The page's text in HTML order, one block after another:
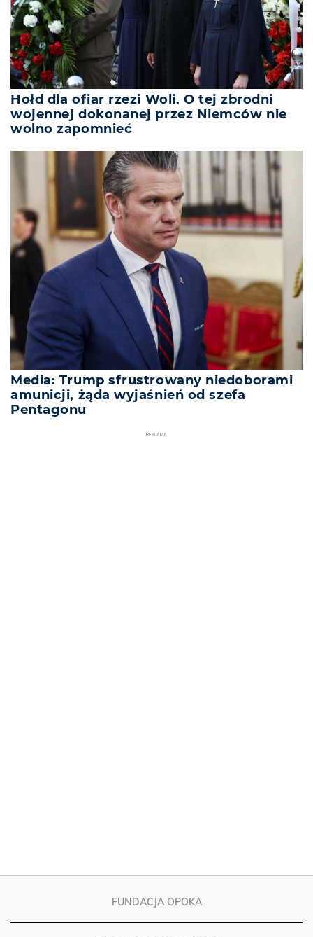
Hołd dla ofiar rzezi Woli. O tej zbrodni
wojennej dokonanej przez Niemców nie
wolno zapomnieć
Media: Trump sfrustrowany niedoborami
amunicji, żąda wyjaśnień od szefa
Pentagonu
REKLAMA
FUNDACJA OPOKA